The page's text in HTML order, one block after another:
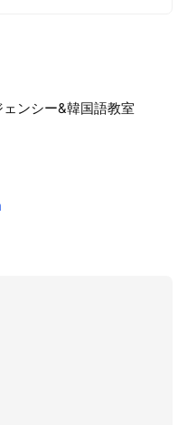
ンシー&韓国語教室